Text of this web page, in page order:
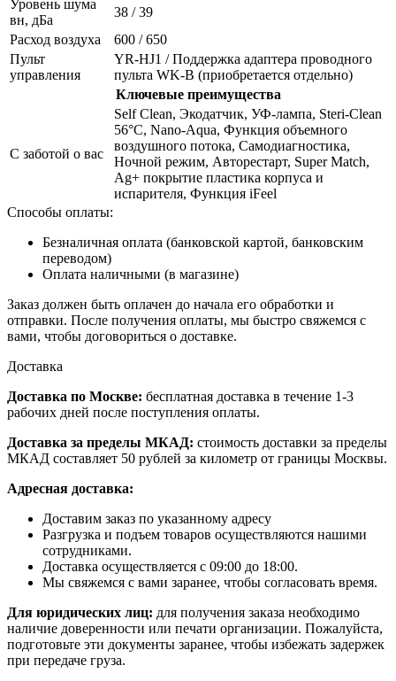
Уровень шума
вн, дБа
38 / 39
Расход воздуха
600 / 650
Пульт
управления
YR-HJ1 / Поддержка адаптера проводного
пульта WK-B (приобретается отдельно)
Ключевые преимущества
С заботой о вас
Self Clean, Экодатчик, УФ-лампа, Steri-Clean
56°C, Nano-Aqua, Функция объемного
воздушного потока, Самодиагностика,
Ночной режим, Авторестарт, Super Match,
Ag+ покрытие пластика корпуса и
испарителя, Функция iFeel
Способы оплаты:
Безналичная оплата (банковской картой, банковским
переводом)
Оплата наличными (в магазине)
Заказ должен быть оплачен до начала его обработки и
отправки. После получения оплаты, мы быстро свяжемся с
вами, чтобы договориться о доставке.
Доставка
Доставка по Москве: бесплатная доставка в течение 1-3
рабочих дней после поступления оплаты.
Доставка за пределы МКАД: стоимость доставки за пределы
МКАД составляет 50 рублей за километр от границы Москвы.
Адресная доставка:
Доставим заказ по указанному адресу
Разгрузка и подъем товаров осуществляются нашими
сотрудниками.
Доставка осуществляется с 09:00 до 18:00.
Мы свяжемся с вами заранее, чтобы согласовать время.
Для юридических лиц: для получения заказа необходимо
наличие доверенности или печати организации. Пожалуйста,
подготовьте эти документы заранее, чтобы избежать задержек
при передаче груза.